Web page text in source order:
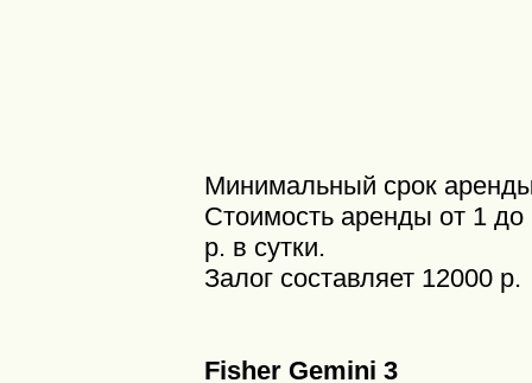
Минимальный срок аренды
Стоимость аренды от 1 до
р. в сутки.
Залог составляет 12000 р.
Fisher Gemini 3